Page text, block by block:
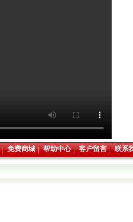
免费商城 帮助中心 客户留言 联系